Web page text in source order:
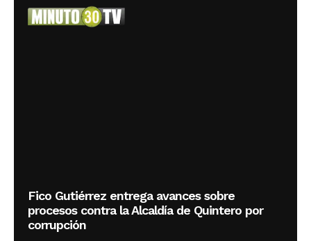
Fico Gutiérrez entrega avances sobre
procesos contra la Alcaldía de Quintero por
corrupción